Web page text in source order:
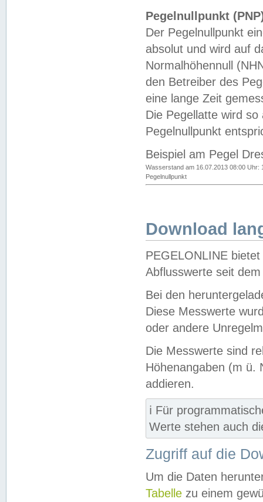
Pegelnullpunkt
Der Pegelnullpunkt
absolut und wird auf
Normalhöhennull
den Betreiber des
eine lange Zeit
Die Pegellatte wird
Pegelnullpunkt
Beispiel am Pegel
Wasserstand am 16.07.2013 08:00 Uhr:
Pegelnullpunkt
Download
PEGELONLINE
Abflusswerte seit
Bei den
Diese Messwerte
oder andere
Die Messwerte sind
Höhenangaben (m ü.
addieren.
ℹ️ Für
Werte stehen auch
Zugriff auf die
Um die Daten
Tabelle zu einem